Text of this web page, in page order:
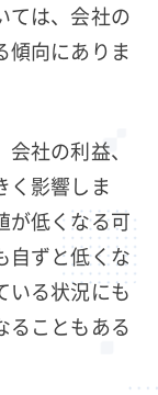
ては、会社の
傾向にありま
社の利益、
く影響しま
が低くなる可
自ずと低くな
いる状況にも
ることもある